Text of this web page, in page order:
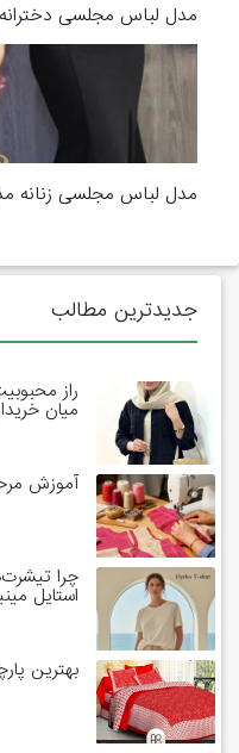
مدل لباس مجلسی
مدل لباس مجلسی زنانه
جدیدترین مطالب
راز
میان
آموزش
چرا
استایل
بهترین